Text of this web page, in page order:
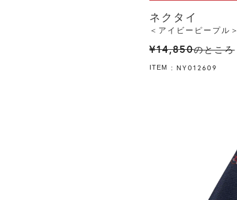
ネクタイ
＜アイビーピープル＞
¥14,850のところ
ITEM NY012609